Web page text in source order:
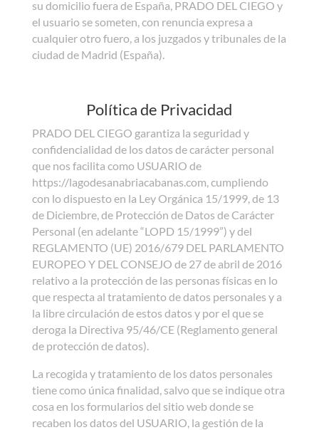
su domicilio fuera de España, PRADO DEL CIEGO y
el usuario se someten, con renuncia expresa a
cualquier otro fuero, a los juzgados y tribunales de la
ciudad de Madrid (España).
Política de Privacidad
PRADO DEL CIEGO garantiza la seguridad y
confidencialidad de los datos de carácter personal
que nos facilita como USUARIO de
https://lagodesanabriacabanas.com, cumpliendo
con lo dispuesto en la Ley Orgánica 15/1999, de 13
de Diciembre, de Protección de Datos de Carácter
Personal (en adelante “LOPD 15/1999”) y del
REGLAMENTO (UE) 2016/679 DEL PARLAMENTO
EUROPEO Y DEL CONSEJO de 27 de abril de 2016
relativo a la protección de las personas físicas en lo
que respecta al tratamiento de datos personales y a
la libre circulación de estos datos y por el que se
deroga la Directiva 95/46/CE (Reglamento general
de protección de datos).
La recogida y tratamiento de los datos personales
tiene como única finalidad, salvo que se indique otra
cosa en los formularios del sitio web donde se
recaben los datos del USUARIO, la gestión de la